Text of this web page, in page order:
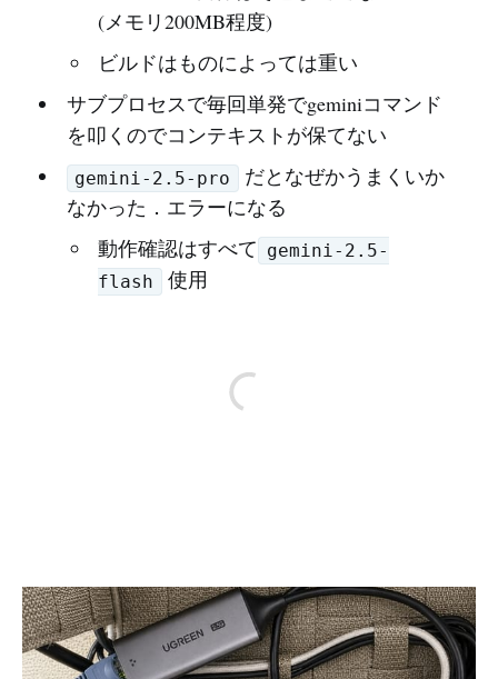
(メモリ200MB程度)
ビルドはものによっては重い
サブプロセスで毎回単発でgeminiコマンド
を叩くのでコンテキストが保てない
gemini-2.5-pro
だとなぜかうまくいか
なかった．エラーになる
動作確認はすべて gemini-2.5-
flash
使用